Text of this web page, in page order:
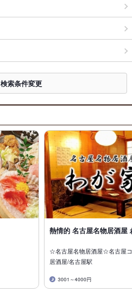
検索条件変更
熱情的 名古屋名物居酒屋
☆名古屋名物居酒屋☆名古屋
居酒屋/名古屋駅
3001～4000円